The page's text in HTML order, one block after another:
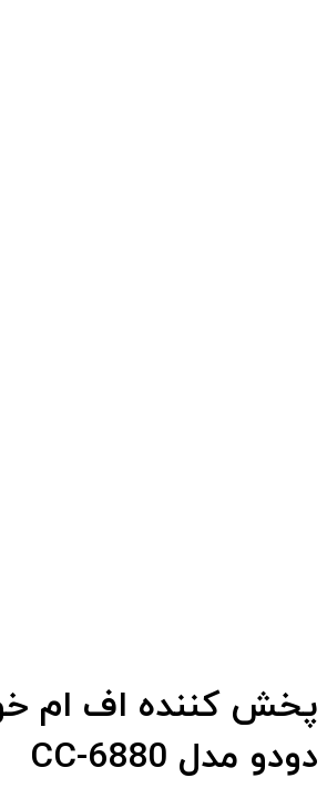
پخش کننده اف ام
دودو مدل CC-6880